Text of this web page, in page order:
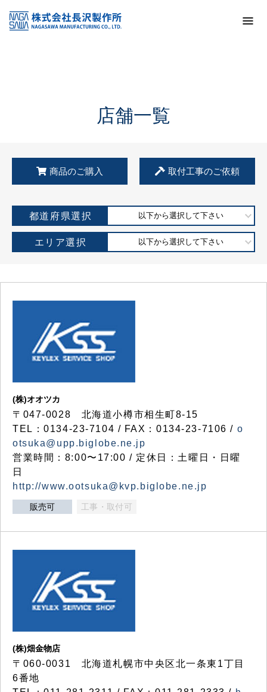
KSS加盟店・取扱店情報
店舗一覧
店舗一覧
商品のご購入 取付工事のご依頼
都道府県選択 以下から選択して下さい
エリア選択 以下から選択して下さい
(株)オオツカ
〒047-0028 北海道小樽市相生町8-15
TEL：0134-23-7104 / FAX：0134-23-7106 / o
otsuka@upp.biglobe.ne.jp
営業時間：8:00〜17:00 / 定休日：土曜日・日曜
日
http://www.ootsuka@kvp.biglobe.ne.jp
販売可 工事・取付可
(株)畑金物店
〒060-0031 北海道札幌市中央区北一条東1丁目
6番地